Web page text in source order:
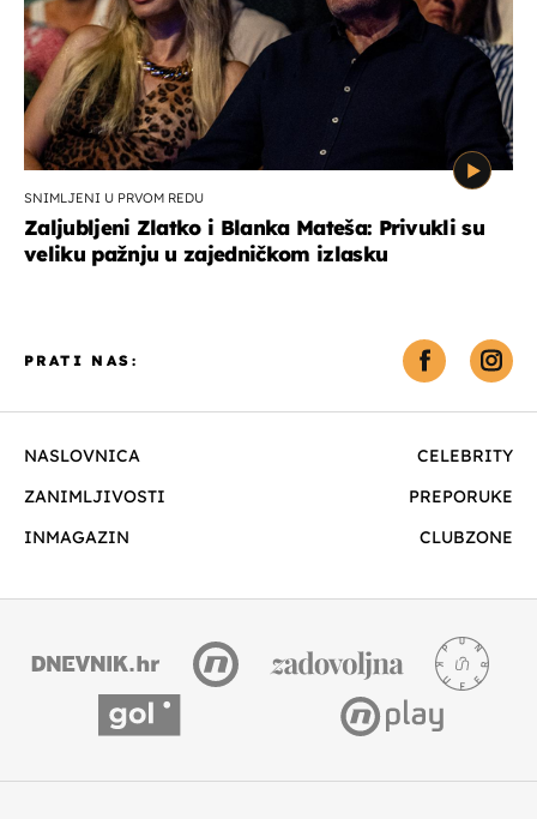
SNIMLJENI U PRVOM REDU
Zaljubljeni Zlatko i Blanka Mateša: Privukli su
veliku pažnju u zajedničkom izlasku
NASLOVNICA
CELEBRITY
ZANIMLJIVOSTI
PREPORUKE
INMAGAZIN
CLUBZONE
PRATI NAS: